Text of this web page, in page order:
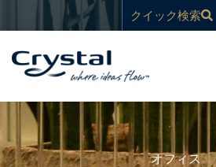
ッ
ス
ッ
プ
クイック検索
オフィス